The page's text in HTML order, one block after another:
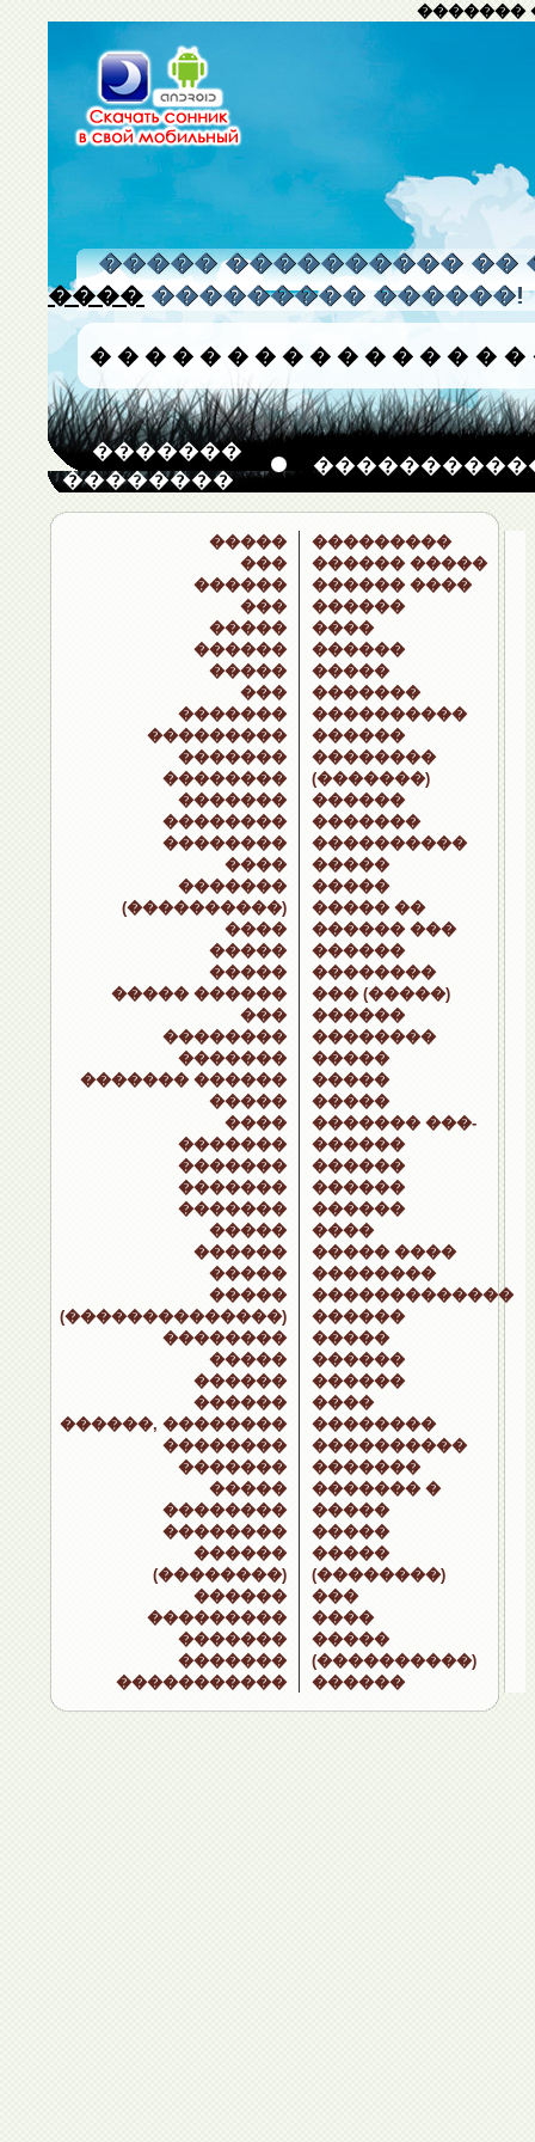
�������
����� ���������� ��
���� ��������� ������!
� � � � � � � � � � � � � � � �
�������
��������
�����
���
������
���
�����
������
�����
���
�������
���������
�������
��������
�������
��������
��������
����
�������
(����������)
����
�����
�����
����� ������
���
��������
�������
������� ������
�����
����
�������
�������
�������
�������
�����
������
�����
�����
(��������������)
��������
�����
������
������
������, ��������
��������
�������
�����
��������
��������
������
(��������)
������
���������
�������
�������
�����������
���������
������ �����
������ ����
������
����
������
�����
�������
����������
������
��������
(�������)
������
�������
����������
�����
�����
����� ��
������ ���
������
��������
��� (�����)
������
��������
�����
�����
�����
������� ���-
������
������
������
������
����
����� ����
��������
�������������
������
�����
������
������
����
��������
����������
�������
������� �
�����
�����
�����
(��������)
���
����
�����
(����������)
������